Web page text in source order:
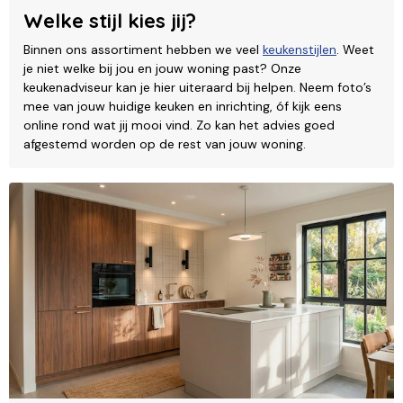
Welke stijl kies jij?
Binnen ons assortiment hebben we veel keukenstijlen. Weet
je niet welke bij jou en jouw woning past? Onze
keukenadviseur kan je hier uiteraard bij helpen. Neem foto’s
mee van jouw huidige keuken en inrichting, óf kijk eens
online rond wat jij mooi vind. Zo kan het advies goed
afgestemd worden op de rest van jouw woning.